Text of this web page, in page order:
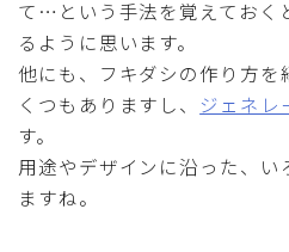
て…という手法を覚えておく
るように思います。
他にも、フキダシの作り方を
くつもありますし、 ジェネレ
す。
用途やデザインに沿った、
ますね。